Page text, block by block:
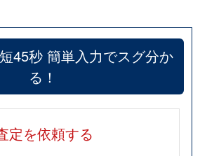
45秒 簡単入力でスグ分か
る！
定を依頼する